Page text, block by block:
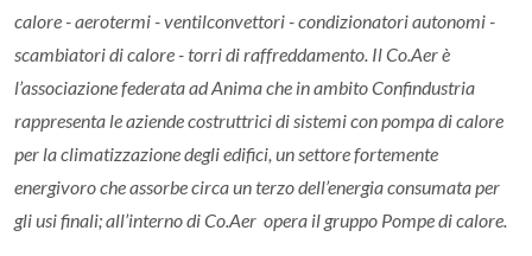
calore - aerotermi - ventilconvettori - condizionatori autonomi -
scambiatori di calore - torri di raffreddamento. Il Co.Aer è
l’associazione federata ad Anima che in ambito Confindustria
rappresenta le aziende costruttrici di sistemi con pompa di calore
per la climatizzazione degli edifici, un settore fortemente
energivoro che assorbe circa un terzo dell’energia consumata per
gli usi finali; all’interno di Co.Aer opera il gruppo Pompe di calore.